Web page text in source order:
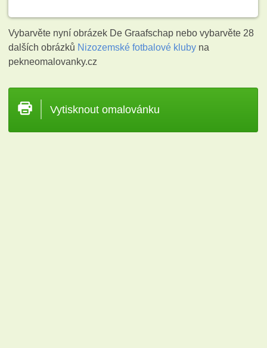
Vybarvěte nyní obrázek De Graafschap nebo vybarvěte 28
dalších obrázků Nizozemské fotbalové kluby na
pekneomalovanky.cz
Vytisknout omalovánku